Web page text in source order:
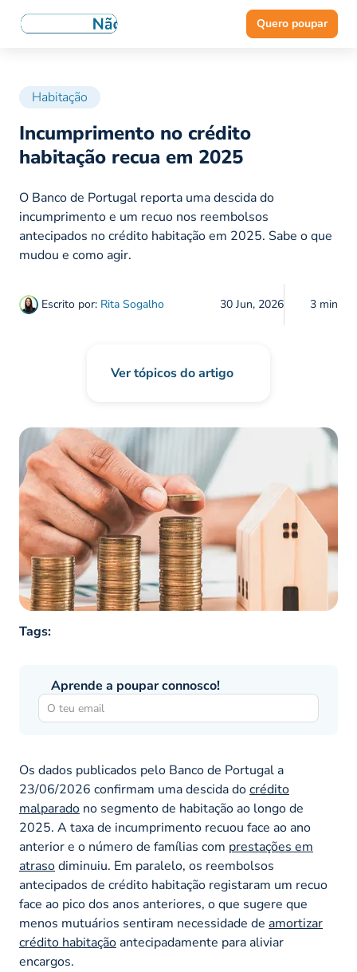
Quero poupar
Habitação
Incumprimento no crédito
habitação recua em 2025
Escrito por: Rita Sogalho 30 Jun, 2026 3 min
O Banco de Portugal reporta uma descida do
incumprimento e um recuo nos reembolsos
antecipados no crédito habitação em 2025. Sabe o que
mudou e como agir.
Ver tópicos do artigo
Tags:
Aprende a poupar connosco!
Os dados publicados pelo Banco de Portugal a
23/06/2026 confirmam uma descida docrédito
malparado no segmento de habitação ao longo de
2025. A taxa de incumprimento recuou face ao ano
anterior e o número de famílias com prestações em
atrasodiminuiu. Em paralelo, os reembolsos
antecipados de crédito habitação registaram um recuo
face ao pico dos anos anteriores, o que sugere que
menos mutuários sentiram necessidade de amortizar
crédito habitação antecipadamente para aliviar
encargos.